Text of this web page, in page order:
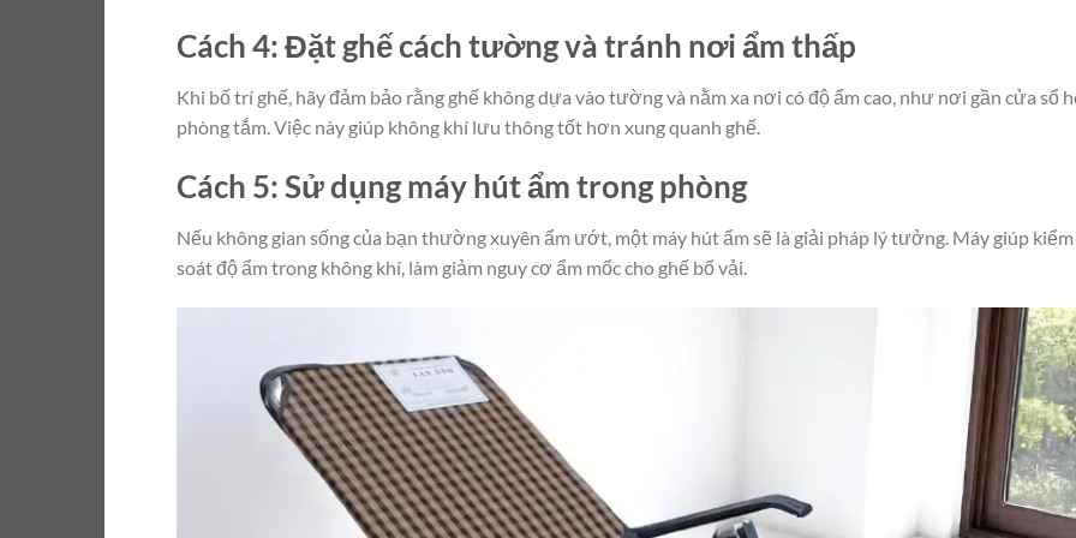
Cách 4: Đặt ghế cách tường và tránh nơi ẩm thấp
Khi bố trí ghế, hãy đảm bảo rằng ghế không dựa vào tường và nằm xa nơi có độ ẩm cao, như nơi gần cửa sổ
phòng tắm. Việc này giúp không khí lưu thông tốt hơn xung quanh ghế.
Cách 5: Sử dụng máy hút ẩm trong phòng
Nếu không gian sống của bạn thường xuyên ẩm ướt, một máy hút ẩm sẽ là giải pháp lý tưởng. Máy giúp kiểm
soát độ ẩm trong không khí, làm giảm nguy cơ ẩm mốc cho ghế bố vải.